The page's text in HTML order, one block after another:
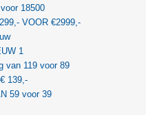
18500
VOOR €2999,-
1
van 119 voor 89
139,-
59 voor 39